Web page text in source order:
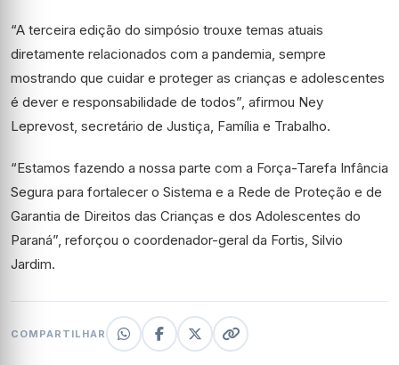
“A terceira edição do simpósio trouxe temas atuais
diretamente relacionados com a pandemia, sempre
mostrando que cuidar e proteger as crianças e adolescentes
é dever e responsabilidade de todos”, afirmou Ney
Leprevost, secretário de Justiça, Família e Trabalho.
“Estamos fazendo a nossa parte com a Força-Tarefa Infância
Segura para fortalecer o Sistema e a Rede de Proteção e de
Garantia de Direitos das Crianças e dos Adolescentes do
Paraná”, reforçou o coordenador-geral da Fortis, Silvio
Jardim.
COMPARTILHAR